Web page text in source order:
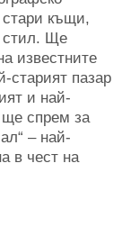
къщи,
стил. Ще
известните
старият пазар
и най-
спрем за
– най-
в чест на